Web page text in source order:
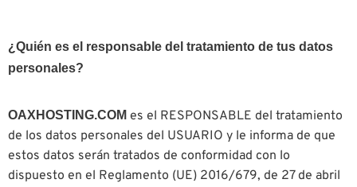
¿Quién es el responsable del tratamiento de tus datos
personales?
OAXHOSTING.COM es el RESPONSABLE del tratamiento
de los datos personales del USUARIO y le informa de que
estos datos serán tratados de conformidad con lo
dispuesto en el Reglamento (UE) 2016/679, de 27 de abril